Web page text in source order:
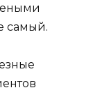
самый.